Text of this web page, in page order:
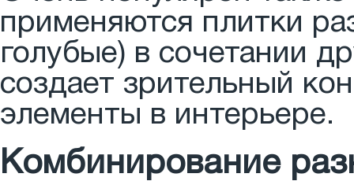
применяются плитки
голубые) в сочетании
создает зрительный
элементы в интерьере.
Комбинирование